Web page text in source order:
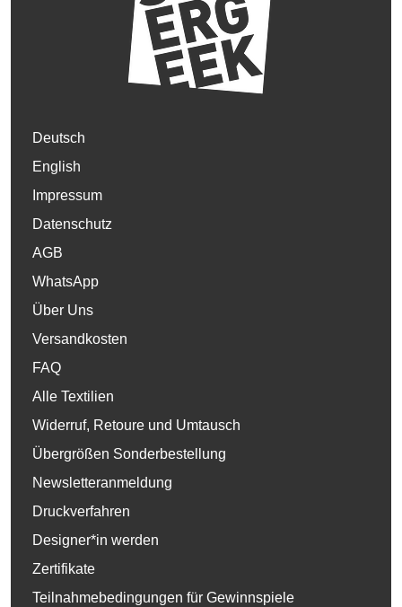
Deutsch
English
Impressum
Datenschutz
AGB
WhatsApp
Über Uns
Versandkosten
FAQ
Alle Textilien
Widerruf, Retoure und Umtausch
Übergrößen Sonderbestellung
Newsletteranmeldung
Druckverfahren
Designer*in werden
Zertifikate
Teilnahmebedingungen für Gewinnspiele